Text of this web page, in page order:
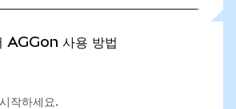
사용 방법
작하세요.